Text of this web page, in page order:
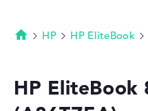
Startseite
HP HP EliteBook
HP EliteBook